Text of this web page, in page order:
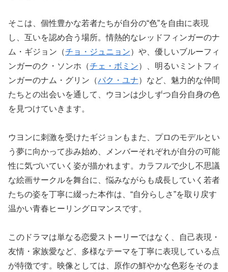
そこは、個性豊かな若者たちが自分の“色”を自由に表現
し、互いを認め合う場所。情熱的なレッドフィンガーのナ
ム・ギジョン（チョ・ジュニョン）や、優しいブルーフィ
ンガーのク・ソンホ（チェ・ボミン）、明るいミントフィ
ンガーのナム・グリン（パク・ユナ）など、魅力的な仲間
たちとの出会いを通して、ウヨンは少しずつ自分自身の色
を見つけていきます。
ウヨンに刺激を受けたギジョンもまた、プロのモデルとい
う夢に向かって歩み始め、メンバーそれぞれが自分の可能
性に気づいていく姿が描かれます。カラフルで少し不思議
な絵画サークルを舞台に、悩みながらも成長していく若者
たちの姿を丁寧に綴った本作は、“自分らしさ”を取り戻す
温かい青春ヒーリングロマンスです。
このドラマは単なる恋愛ストーリーではなく、自己表現・
友情・家族愛など、多様なテーマを丁寧に表現している点
が特徴です。映像としては、原作の鮮やかな色彩をそのま